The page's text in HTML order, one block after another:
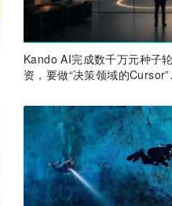
Kando AI完成数千万元种子
资，要做“决策领域的